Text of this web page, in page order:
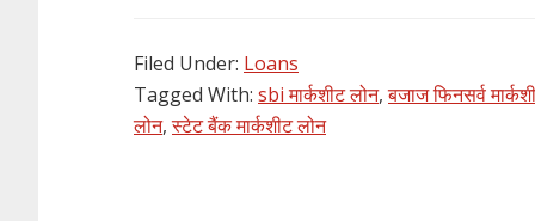
Filed Under: Loans
Tagged With: sbi मार्कशीट लोन,बजाज फिनसर्व
लोन,स्टेट बैंक मार्कशीट लोन